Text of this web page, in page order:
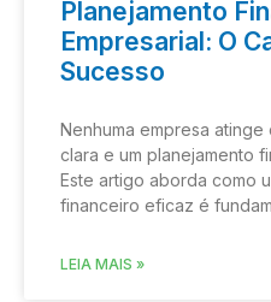
Planejamento
Empresarial: O
Sucesso
Nenhuma empresa
clara e um planejamento
Este artigo aborda como
financeiro eficaz é
LEIA MAIS »